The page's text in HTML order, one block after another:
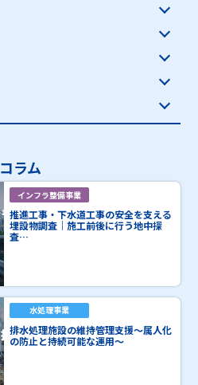
コラム
インフラ整備事業
推進工事・下水道工事の安全を支える
埋設物調査｜施工前後に行う地中探
査…
水処理事業
排水処理施設の維持管理支援～属人化
の防止と持続可能な運用～